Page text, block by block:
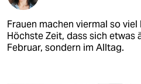
Frauen machen viermal so
Höchste Zeit, dass sich etwas
Februar, sondern im Alltag.